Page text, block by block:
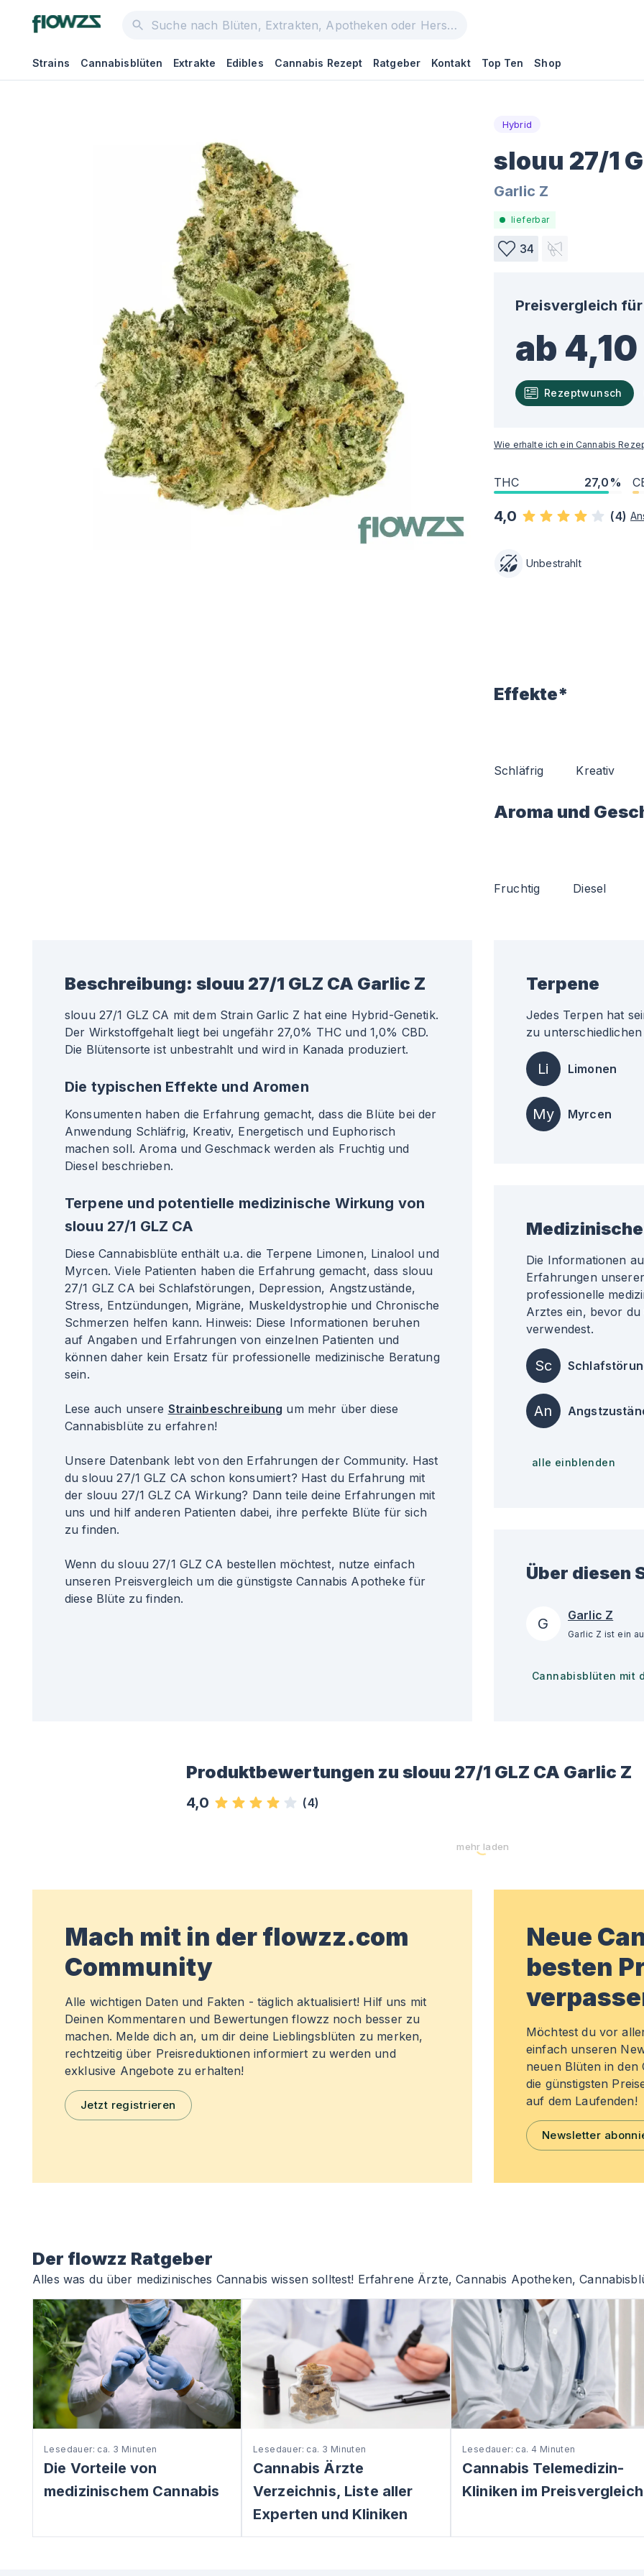
Strains Cannabisblüten Extrakte Edibles Cannabis Rezept Ratgeber Kontakt Top Ten Shop
Hybrid
slouu 27/1
Garlic Z
lieferbar
34
Preisvergleich für
ab
Rezeptwunsch
Wie erhalte ich ein Cannabis
THC 27,0%
4,0 (4)
Unbestrahlt
Effekte*
Schläfrig Kreativ
Aroma und
Fruchtig Diesel
Beschreibung: slouu 27/1 GLZ CA Garlic Z
slouu 27/1 GLZ CA mit dem Strain Garlic Z hat eine Hybrid-Genetik.
Der Wirkstoffgehalt liegt bei ungefähr 27,0% THC und 1,0% CBD.
Die Blütensorte ist unbestrahlt und wird in Kanada produziert.
Die typischen Effekte und Aromen
Konsumenten haben die Erfahrung gemacht, dass die Blüte bei der
Anwendung Schläfrig, Kreativ, Energetisch und Euphorisch
machen soll. Aroma und Geschmack werden als Fruchtig und
Diesel beschrieben.
Terpene und potentielle medizinische Wirkung von
slouu 27/1 GLZ CA
Diese Cannabisblüte enthält u.a. die Terpene Limonen, Linalool und
Myrcen. Viele Patienten haben die Erfahrung gemacht, dass slouu
27/1 GLZ CA bei Schlafstörungen, Depression, Angstzustände,
Stress, Entzündungen, Migräne, Muskeldystrophie und Chronische
Schmerzen helfen kann. Hinweis: Diese Informationen beruhen
auf Angaben und Erfahrungen von einzelnen Patienten und
können daher kein Ersatz für professionelle medizinische Beratung
sein.
Lese auch unsere Strainbeschreibung um mehr über diese
Cannabisblüte zu erfahren!
Unsere Datenbank lebt von den Erfahrungen der Community. Hast
du slouu 27/1 GLZ CA schon konsumiert? Hast du Erfahrung mit
der slouu 27/1 GLZ CA Wirkung? Dann teile deine Erfahrungen mit
uns und hilf anderen Patienten dabei, ihre perfekte Blüte für sich
zu finden.
Wenn du slouu 27/1 GLZ CA bestellen möchtest, nutze einfach
unseren Preisvergleich um die günstigste Cannabis Apotheke für
diese Blüte zu finden.
Terpene
Jedes Terpen hat
zu
Li Limonen
My Myrcen
Die Informationen
Erfahrungen
professionelle
Arztes ein, bevor
verwendest.
Sc
An
alle einblenden
Über diesen
G Garlic Z
Cannabisblüten mit
Produktbewertungen zu slouu 27/1 GLZ CA Garlic Z
4,0 (4)
mehr laden
Mach mit in der flowzz.com
Community
Alle wichtigen Daten und Fakten - täglich aktualisiert! Hilf uns mit
Deinen Kommentaren und Bewertungen flowzz noch besser zu
machen. Melde dich an, um dir deine Lieblingsblüten zu merken,
rechtzeitig über Preisreduktionen informiert zu werden und
exklusive Angebote zu erhalten!
Jetzt registrieren
Neue
besten
Möchtest du vor
einfach unseren
neuen Blüten in den
die günstigsten
auf dem Laufenden!
Newsletter
Der flowzz Ratgeber
Alles was du über medizinisches Cannabis wissen solltest! Erfahrene Ärzte, Cannabis Apotheken,
Lesedauer: ca. 3 Minuten
Die Vorteile von
medizinischem Cannabis
Lesedauer: ca. 3 Minuten
Cannabis Ärzte
Verzeichnis, Liste aller
Experten und Kliniken
Lesedauer: ca. 4 Minuten
Cannabis Telemedizin-
Kliniken im Preisvergleich